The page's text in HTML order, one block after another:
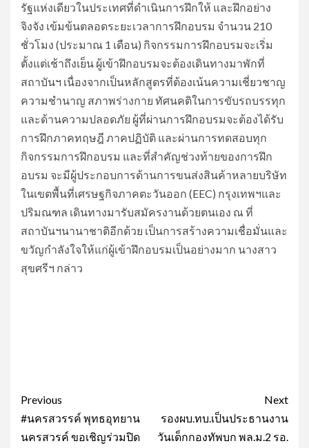
รัฐแห่งเดียวในประเทศที่ดำเนินการฝึกให้ และฝึกอย่าง
จิงจัง เข้มข้นตลอดระยะเวลาการฝึกอบรม จำนวน 210
ชั่วโมง (ประมาณ 1 เดือน) กิจกรรมการฝึกอบรมจะเริ่ม
ตั้งแต่เช้าถึงเย็น ผู้เข้าฝึกอบรมจะต้องเดินทางมาพักที่
สถาบันฯ เนื่องจากเป็นหลักสูตรที่ต้องเน้นความเชี่ยวชาญ
ความชำนาญ สภาพร่างกาย ทัศนคติในการขับรถบรรทุก
และด้านความปลอดภัย ผู้ที่ผ่านการฝึกอบรมจะต้องได้รับ
การฝึกภาคทฤษฎี ภาคปฏิบัติ และผ่านการทดสอบทุก
กิจกรรมการฝึกอบรม และที่สำคัญช่วงท้ายของการฝึก
อบรม จะมีผู้ประกอบการด้านการขนส่งสินค้าหลายบริษัท
ในเขตพื้นที่เศรษฐกิจภาคตะวันออก (EEC) กรุงเทพฯและ
ปริมณฑล เดินทางมารับสมัครงานด้วยตนเอง ณ ที่
สถาบันฯนานาชาติอีกด้วย เป็นการสร้างความเชื่อมั่นและ
ขวัญกำลังใจให้แก่ผู้เข้าฝึกอบรมเป็นอย่างมาก นางสาว
สุขศรีฯ กล่าว
Post
navigation
Previous
#นครสวรรค์ พุทธอุทยาน
นครสวรค์ ขอเชิญร่วมปิด
Next
รองผบ.ทบ.เป็นประธานงาน
วันเด็กกองทัพบก พล.ม.2 รอ.